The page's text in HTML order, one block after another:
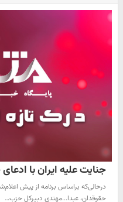
جنایت علیه ایران با
درحالی‌که براساس برنامه از پیش
حقوقدان، عبدا...مهتدی دبیرکل حزب…